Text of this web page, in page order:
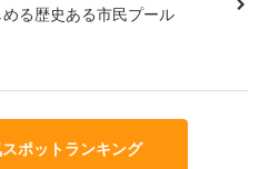
る歴史ある市民プール
ポットランキング